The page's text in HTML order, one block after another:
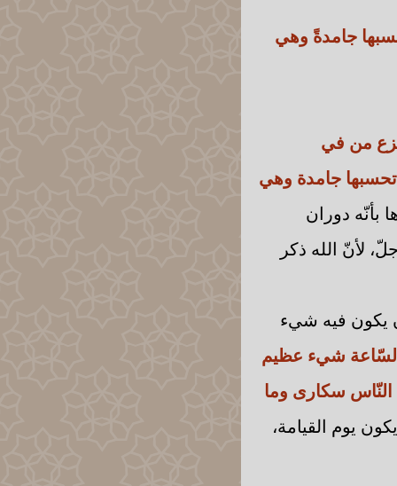
جامدةً وهي
من في
جامدة وهي
بأنّه دوران
لأنّ الله ذكر
يكون فيه شيء
السّاعة شيء عظيم
سكارى وما
يوم القيامة،